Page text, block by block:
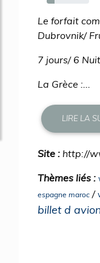
18%
Le forfait
Dubrovnik/
7 jours/ 6
La Grèce :...
LIRE LA
Site : http://
Thèmes liés :
espagne maroc /
billet d